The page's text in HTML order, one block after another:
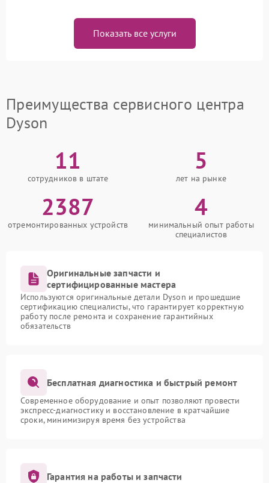
Показать все услуги
Преимущества сервисного центра
Dyson
11
сотрудников в штате
5
лет на рынке
2387
отремонтированных устройств
4
минимальный опыт работы
специалистов
Оригинальные запчасти и
сертифицированные мастера
Используются оригинальные детали Dyson и прошедшие
сертификацию специалисты, что гарантирует корректную
работу после ремонта и сохранение гарантийных
обязательств
Бесплатная диагностика и быстрый ремонт
Современное оборудование и опыт позволяют провести
экспресс-диагностику и восстановление в кратчайшие
сроки, минимизируя время без устройства
Гарантия на работы и запчасти